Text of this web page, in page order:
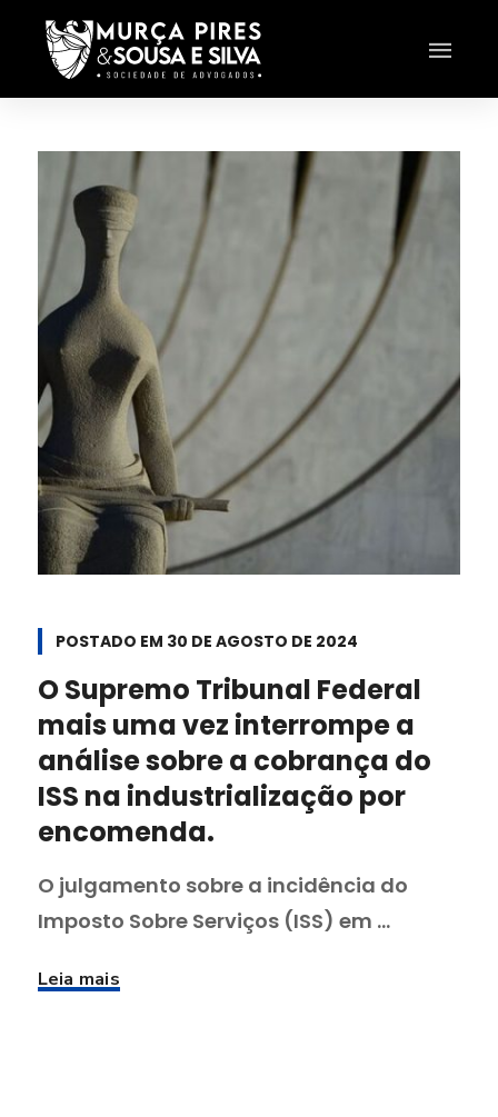
POSTADO EM 30 DE AGOSTO DE 2024
O Supremo Tribunal Federal
mais uma vez interrompe a
análise sobre a cobrança do
ISS na industrialização por
encomenda.
O julgamento sobre a incidência do
Imposto Sobre Serviços (ISS) em ...
Leia mais